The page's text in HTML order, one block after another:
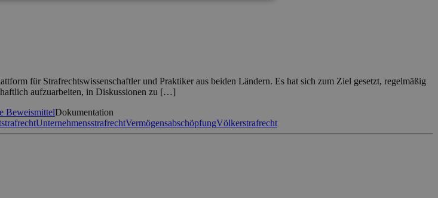
für Strafrechtswissenschaftler und Praktiker aus beiden Ländern. Es hat sich zum Ziel gesetzt, regelmäßig
aufzuarbeiten, in Diskussionen zu […]
BeweismittelDokumentation
UnternehmensstrafrechtVermögensabschöpfungVölkerstrafrecht